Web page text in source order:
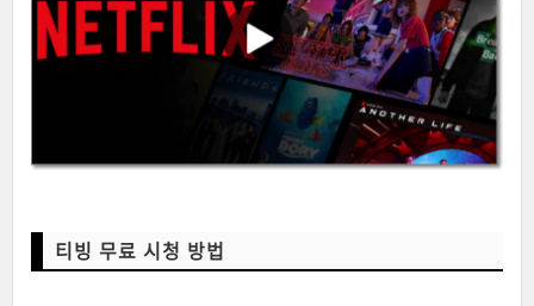
티빙 무료 시청 방법